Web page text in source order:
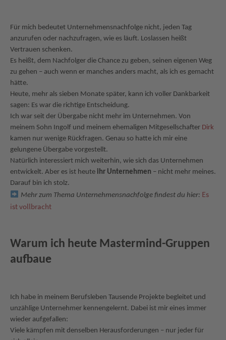
Für mich bedeutet Unternehmensnachfolge nicht, jeden Tag
anzurufen oder nachzufragen, wie es läuft. Loslassen heißt
Vertrauen schenken.
Es heißt, dem Nachfolger die Chance zu geben, seinen eigenen Weg
zu gehen – auch wenn er manches anders macht, als ich es gemacht
hätte.
Heute, mehr als sieben Monate später, kann ich voller Dankbarkeit
sagen: Es war die richtige Entscheidung.
Ich war seit der Übergabe nicht mehr im Unternehmen. Von
meinem Sohn Ingolf und meinem ehemaligen Mitgesellschafter Dirk
kamen nur wenige Rückfragen. Genau so hatte ich mir eine
gelungene Übergabe vorgestellt.
Natürlich interessiert mich weiterhin, wie sich das Unternehmen
entwickelt. Aber es ist heute ihr Unternehmen – nicht mehr meines.
Darauf bin ich stolz.
Mehr zum Thema Unternehmensnachfolge findest du hier: Es
ist vollbracht
Warum ich heute Mastermind-Gruppen
aufbaue
Ich habe in meinem Berufsleben Tausende Projekte begleitet und
unzählige Unternehmer kennengelernt. Dabei ist mir eines immer
wieder aufgefallen:
Viele kämpfen mit denselben Herausforderungen – nur jeder für